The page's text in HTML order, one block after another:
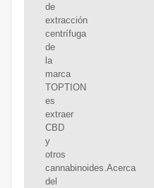
de
extracción
centrífuga
de
la
marca
TOPTION
es
extraer
CBD
y
otros
cannabinoides.Acerca
del